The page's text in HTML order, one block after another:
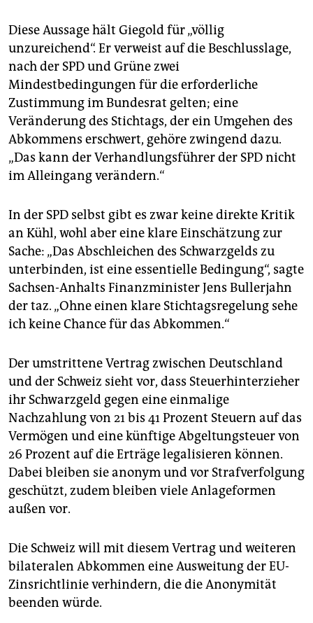
Diese Aussage hält Giegold für „völlig
unzureichend“. Er verweist auf die Beschlusslage,
nach der SPD und Grüne zwei
Mindestbedingungen für die erforderliche
Zustimmung im Bundesrat gelten; eine
Veränderung des Stichtags, der ein Umgehen des
Abkommens erschwert, gehöre zwingend dazu.
„Das kann der Verhandlungsführer der SPD nicht
im Alleingang verändern.“
In der SPD selbst gibt es zwar keine direkte Kritik
an Kühl, wohl aber eine klare Einschätzung zur
Sache: „Das Abschleichen des Schwarzgelds zu
unterbinden, ist eine essentielle Bedingung“, sagte
Sachsen-Anhalts Finanzminister Jens Bullerjahn
der taz. „Ohne einen klare Stichtagsregelung sehe
ich keine Chance für das Abkommen.“
Der umstrittene Vertrag zwischen Deutschland
und der Schweiz sieht vor, dass Steuerhinterzieher
ihr Schwarzgeld gegen eine einmalige
Nachzahlung von 21 bis 41 Prozent Steuern auf das
Vermögen und eine künftige Abgeltungsteuer von
26 Prozent auf die Erträge legalisieren können.
Dabei bleiben sie anonym und vor Strafverfolgung
geschützt, zudem bleiben viele Anlageformen
außen vor.
Die Schweiz will mit diesem Vertrag und weiteren
bilateralen Abkommen eine Ausweitung der EU-
Zinsrichtlinie verhindern, die die Anonymität
beenden würde.